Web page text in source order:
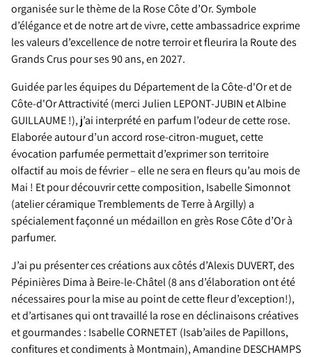
organisée sur le thème de la Rose Côte d’Or. Symbole
d’élégance et de notre art de vivre, cette ambassadrice exprime
les valeurs d’excellence de notre terroir et fleurira la Route des
Grands Crus pour ses 90 ans, en 2027.
Guidée par les équipes du Département de la Côte-d'Or et de
Côte-d'Or Attractivité (merci Julien LEPONT-JUBIN et Albine
GUILLAUME !), j’ai interprété en parfum l’odeur de cette rose.
Elaborée autour d’un accord rose-citron-muguet, cette
évocation parfumée permettait d’exprimer son territoire
olfactif au mois de février – elle ne sera en fleurs qu’au mois de
Mai ! Et pour découvrir cette composition, Isabelle Simonnot
(atelier céramique Tremblements de Terre à Argilly) a
spécialement façonné un médaillon en grès Rose Côte d’Or à
parfumer.
J’ai pu présenter ces créations aux côtés d’Alexis DUVERT, des
Pépinières Dima à Beire-le-Châtel (8 ans d’élaboration ont été
nécessaires pour la mise au point de cette fleur d’exception!),
et d’artisanes qui ont travaillé la rose en déclinaisons créatives
et gourmandes : Isabelle CORNETET (Isab’ailes de Papillons,
confitures et condiments à Montmain), Amandine DESCHAMPS